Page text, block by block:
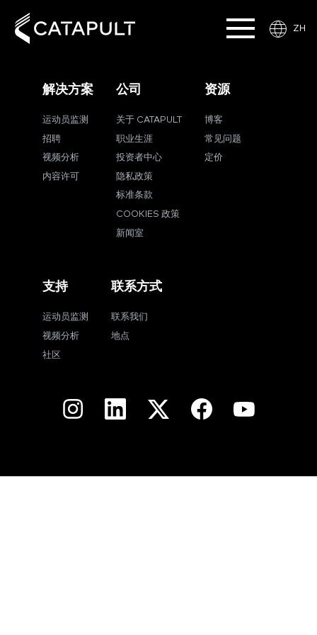
ZH
解决方案
运动员监测
招聘
视频分析
内容许可
公司
关于 CATAPULT
职业生涯
投资者中心
隐私政策
标准条款
COOKIES 政策
新闻室
资源
博客
常见问题
定价
支持
运动员监测
视频分析
社区
联系方式
联系我们
地点